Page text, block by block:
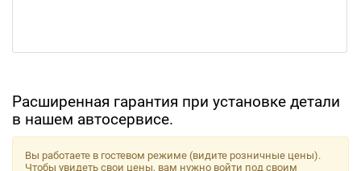
Расширенная гарантия при установке детали
в нашем автосервисе.
Вы работаете в гостевом режиме (видите розничные цены).
Чтобы увидеть свои цены, вам нужно войти под своим